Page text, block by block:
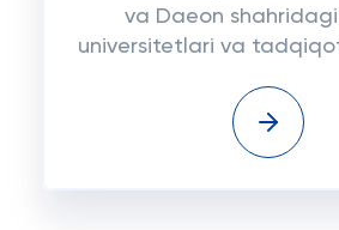
va Daeon
universitetlari va